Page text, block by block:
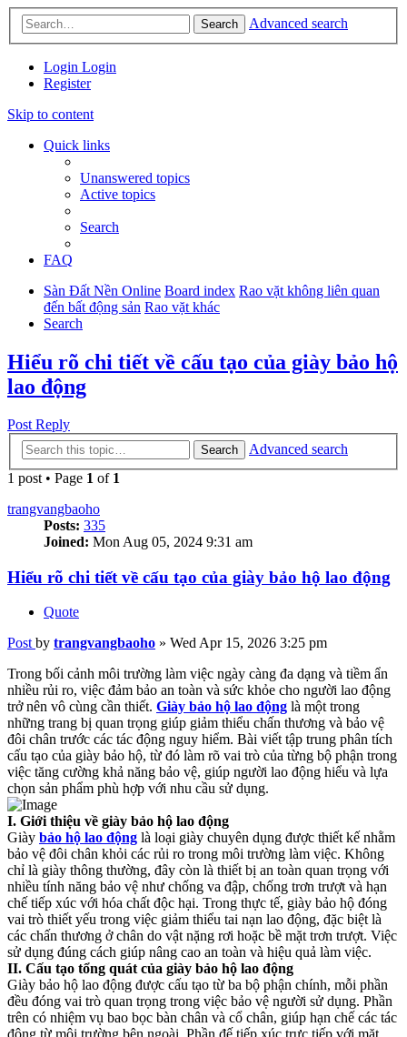
Search Advanced search
Login Login
Register
Skip to content
Quick links
Unanswered topics
Active topics
Search
FAQ
Sàn Đất Nền Online Board index Rao vặt không liên quan
đến bất động sản Rao vặt khác
Search
Hiểu rõ chi tiết về cấu tạo của giày bảo hộ
lao động
Post Reply
Search
Advanced search
1 post • Page 1 of 1
trangvangbaoho
Posts: 335
Joined: Mon Aug 05, 2024 9:31 am
Hiểu rõ chi tiết về cấu tạo của giày bảo hộ lao động
Quote
Post by trangvangbaoho » Wed Apr 15, 2026 3:25 pm
Trong bối cảnh môi trường làm việc ngày càng đa dạng và tiềm ẩn
nhiều rủi ro, việc đảm bảo an toàn và sức khỏe cho người lao động
trở nên vô cùng cần thiết. Giày bảo hộ lao động là một trong
những trang bị quan trọng giúp giảm thiểu chấn thương và bảo vệ
đôi chân trước các tác động nguy hiểm. Bài viết tập trung phân tích
cấu tạo của giày bảo hộ, từ đó làm rõ vai trò của từng bộ phận trong
việc tăng cường khả năng bảo vệ, giúp người lao động hiểu và lựa
chọn sản phẩm phù hợp với nhu cầu sử dụng.
I. Giới thiệu về giày bảo hộ lao động
Giày bảo hộ lao động là loại giày chuyên dụng được thiết kế nhằm
bảo vệ đôi chân khỏi các rủi ro trong môi trường làm việc. Không
chỉ là giày thông thường, đây còn là thiết bị an toàn quan trọng với
nhiều tính năng bảo vệ như chống va đập, chống trơn trượt và hạn
chế tiếp xúc với hóa chất độc hại. Trong thực tế, giày bảo hộ đóng
vai trò thiết yếu trong việc giảm thiểu tai nạn lao động, đặc biệt là
các chấn thương ở chân do vật nặng rơi hoặc bề mặt trơn trượt. Việc
sử dụng đúng cách giúp nâng cao an toàn và hiệu quả làm việc.
II. Cấu tạo tổng quát của giày bảo hộ lao động
Giày bảo hộ lao động được cấu tạo từ ba bộ phận chính, mỗi phần
đều đóng vai trò quan trọng trong việc bảo vệ người sử dụng. Phần
trên có nhiệm vụ bao bọc bàn chân và cổ chân, giúp hạn chế các tác